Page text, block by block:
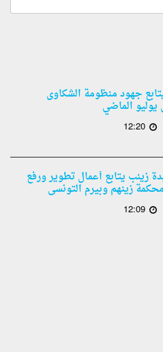
جهود منظومة الشكاوى
الماضي
12:20
زينب يتابع أعمال تطوير ورفع
زينهم وبيرم التونسى
12:09